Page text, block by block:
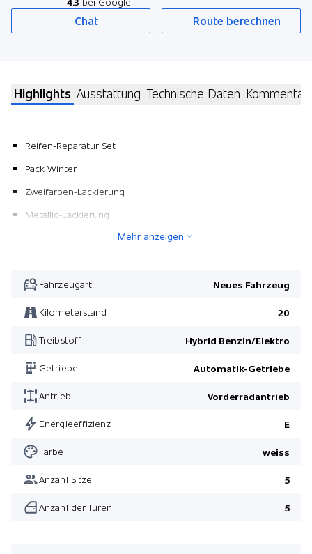
Chat Route berechnen
Highlights Ausstattung Technische Daten Kommentar
Reifen-Reparatur Set
Pack Winter
Zweifarben-Lackierung
Metallic-Lackierung
Mehr anzeigen
Fahrzeugart Neues Fahrzeug
Kilometerstand 20
Treibstoff Hybrid Benzin/Elektro
Getriebe Automatik-Getriebe
Antrieb Vorderradantrieb
Energieeffizienz E
Farbe weiss
Anzahl Sitze 5
Anzahl der Türen 5